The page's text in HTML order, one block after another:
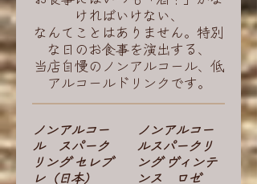
ければいけない、
なんてことはありません。特別
な日のお食事を演出する、
当店自慢のノンアルコール、低
アルコールドリンクです。
ノンアルコー
ル スパーク
リング セレブ
レ（日本）
ノンアルコー
ルスパークリ
ング ヴィンテ
ンス ロゼ